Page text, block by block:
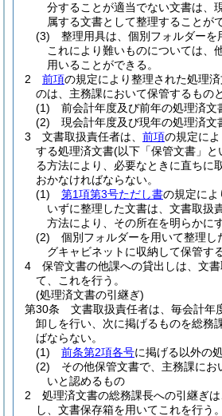
分することが適当でない文書は、
属する文書として整理することが
(3)
整理用具は、個別フォルダーを
これにより難いものについては、
用いることができる。
2
前項の規定により整理された処理
のは、主務課において保管するもの
(1)
前会計年度及び前年の処理済文
(2)
現会計年度及び現年の処理済文
3
文書取扱責任者は、 前項の規定に
する処理済文書(以下「保管文書」と
る方法により、必要なときに直ちに
おかなければならない。
(1)
第1項第3号ただし書の規定によ
いずに整理した文書は、文書取扱
方法により、その所在を明らかに
(2)
個別フォルダーを用いて整理し
グキャビネットに収納して保管す
4
保管文書の他課への貸出しは、文
て、これを行う。
(処理済文書の引継ぎ)
第30条
文書取扱責任者は、毎会計年
卸しを行い、次に掲げるものを総務
ばならない。
(1)
前条第2項各号に掲げる以外の
(2)
その他保管文書で、主務課にお
いと認めるもの
2
処理済文書の総務課長への引継ぎ
し、文書保存箱を用いてこれを行う。